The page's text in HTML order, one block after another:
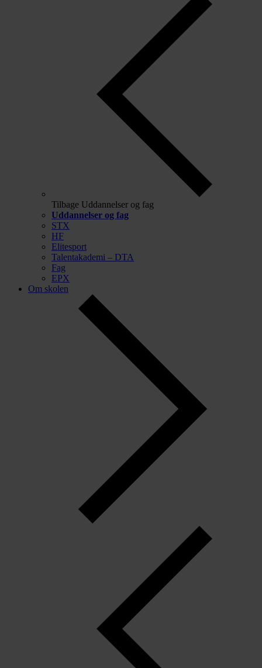
Tilbage Uddannelser og fag
Uddannelser og fag
STX
HF
Elitesport
Talentakademi – DTA
Fag
EPX
Om skolen